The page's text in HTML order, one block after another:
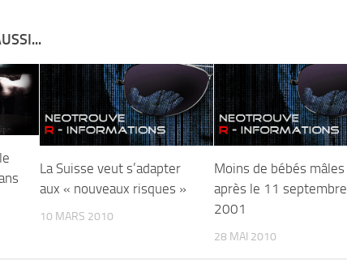
La Suisse veut s’adapter
aux « nouveaux risques »
10 MARS 2010
Moins de bébés mâles
après le 11 septembre
2001
28 MAI 2010